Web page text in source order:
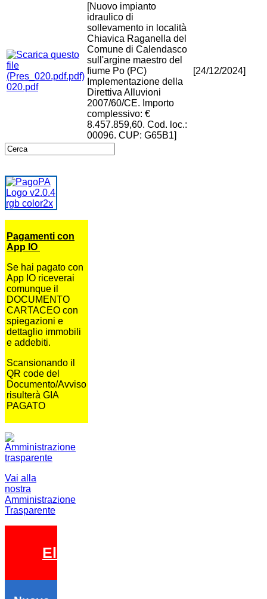
020.pdf
[Nuovo impianto
idraulico di
sollevamento in località
Chiavica Raganella del
Comune di Calendasco
sull'argine maestro del
fiume Po (PC)
Implementazione della
Direttiva Alluvioni
2007/60/CE. Importo
complessivo: €
8.457.859,60. Cod. loc.:
00096. CUP: G65B1]
[24/12/2024]
Pagamenti con
App IO
Se hai pagato con
App IO riceverai
comunque il
DOCUMENTO
CARTACEO con
spiegazioni e
dettaglio immobili
e addebiti.
Scansionando il
QR code del
Documento/Avviso
risulterà GIA
PAGATO
Vai alla
nostra
Amministrazione
Trasparente
Elezioni 2026